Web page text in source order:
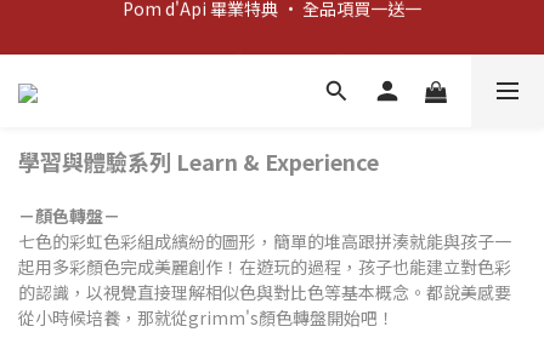
新客歡迎禮：輸入 "welcome10" 享首單九折！
新客歡迎禮：輸入 "welcome10" 享首單九折！
學習與體驗系列 Learn & Experience
－顏色轉盤－
七色的彩虹色彩組成繽紛的圖形，簡單的堆高跟拼湊就能與孩子一
起用多彩顏色完成美麗創作！在遊玩的過程，孩子也能建立對色彩
的認識，以視覺直接理解相似色與對比色等基本概念。都說美感要
從小時候培養，那就從grimm's顏色轉盤開始吧！